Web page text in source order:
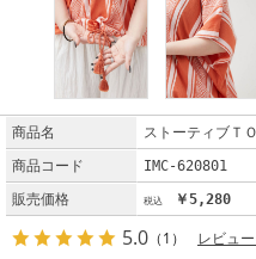
商品名
ストーティブＴ
商品コード
IMC-620801
販売価格
￥5,280
5.0 （1） レビュ